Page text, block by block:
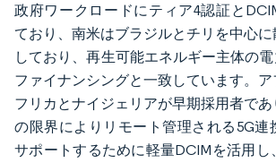
政府ワークロードにティア4認証と
ており、南米はブラジルとチリを中心
しており、再生可能エネルギー主体の
ファイナンシングと一致しています。
フリカとナイジェリアが早期採用者で
の限界によりリモート管理される5G連
サポートするために軽量DCIMを活用し